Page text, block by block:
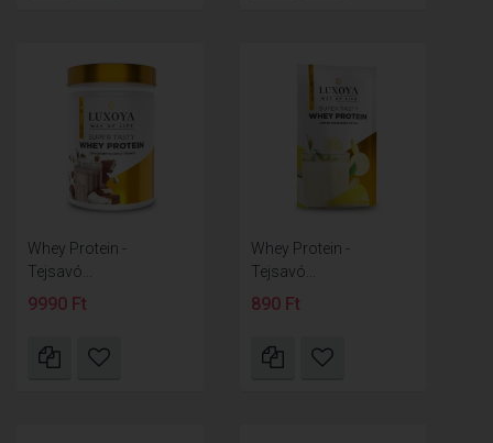
Whey Protein -
Tejsavó...
9990 Ft
Whey Protein -
Tejsavó...
890 Ft